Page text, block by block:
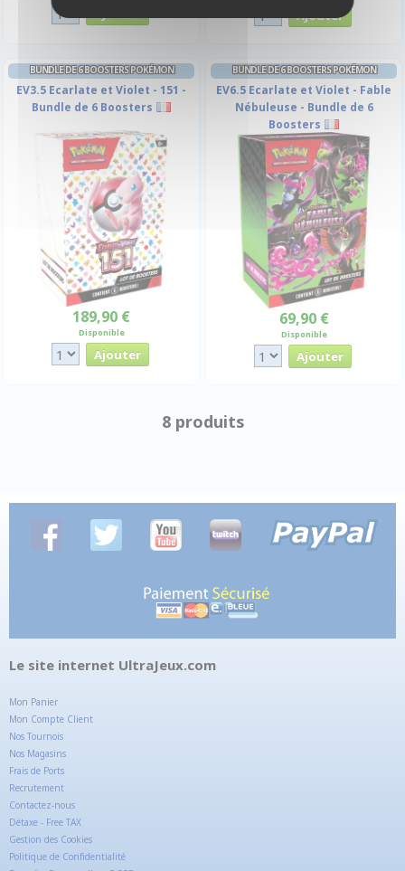
BUNDLE DE 6 BOOSTERS POKÉMON
EV3.5 Ecarlate et Violet - 151 -
Bundle de 6 Boosters
189,90 €
Disponible
BUNDLE DE 6 BOOSTERS POKÉMON
EV6.5 Ecarlate et Violet - Fable
Nébuleuse - Bundle de 6
Boosters
69,90 €
Disponible
8 produits
Le site internet UltraJeux.com
Mon Panier
Mon Compte Client
Nos Tournois
Nos Magasins
Frais de Ports
Recrutement
Contactez-nous
Détaxe - Free TAX
Gestion des Cookies
Politique de Confidentialité